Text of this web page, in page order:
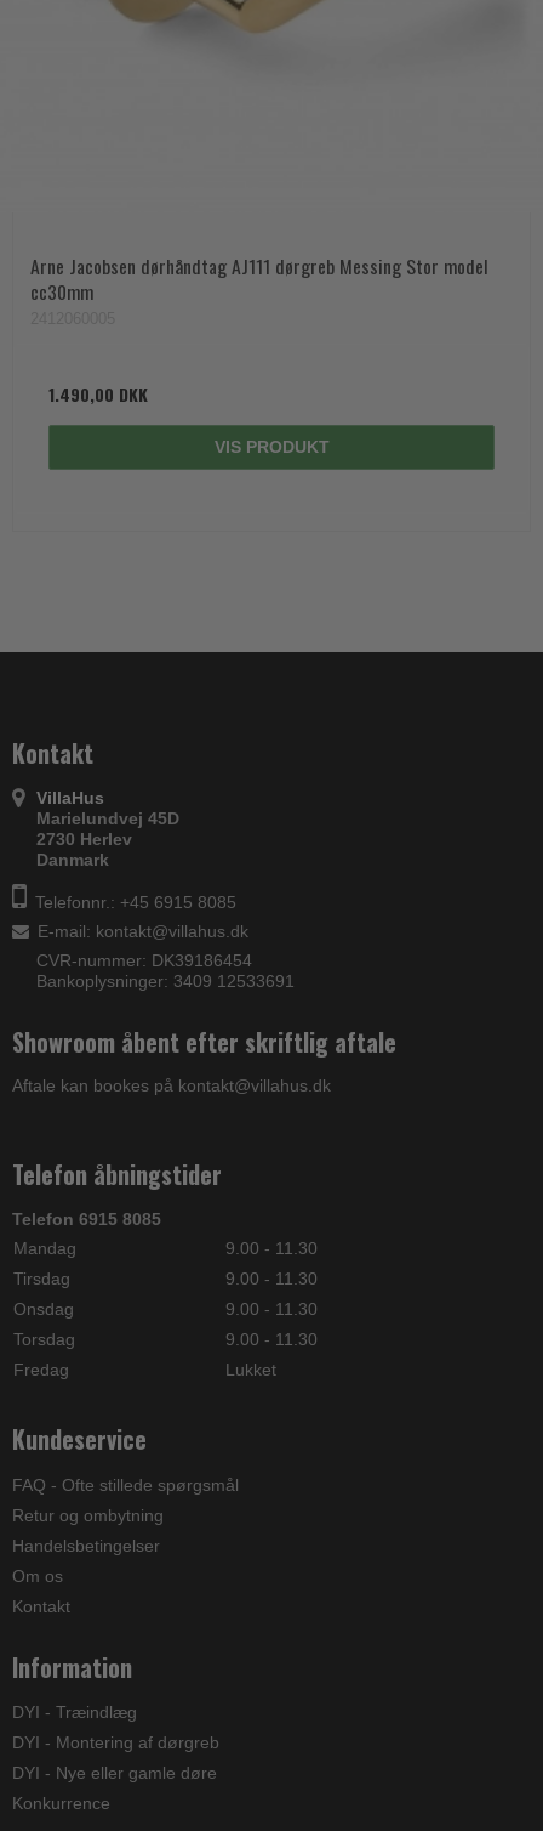
Arne Jacobsen dørhåndtag AJ111 dørgreb Messing Stor model
cc30mm
1.490,00 DKK
VIS PRODUKT
Kontakt
VillaHus
Marielundvej 45D
2730 Herlev
Danmark
Telefonnr.: +45 6915 8085
E-mail: kontakt@villahus.dk
CVR-nummer: DK39186454
Bankoplysninger: 3409 12533691
Showroom åbent efter skriftlig aftale
Aftale kan bookes på kontakt@villahus.dk
Telefon åbningstider
Telefon 6915 8085
Mandag
9.00 - 11.30
Tirsdag
9.00 - 11.30
Onsdag
9.00 - 11.30
Torsdag
9.00 - 11.30
Fredag
Lukket
Kundeservice
FAQ - Ofte stillede spørgsmål
Retur og ombytning
Handelsbetingelser
Om os
Kontakt
Information
DYI - Træindlæg
DYI - Montering af dørgreb
DYI - Nye eller gamle døre
Konkurrence